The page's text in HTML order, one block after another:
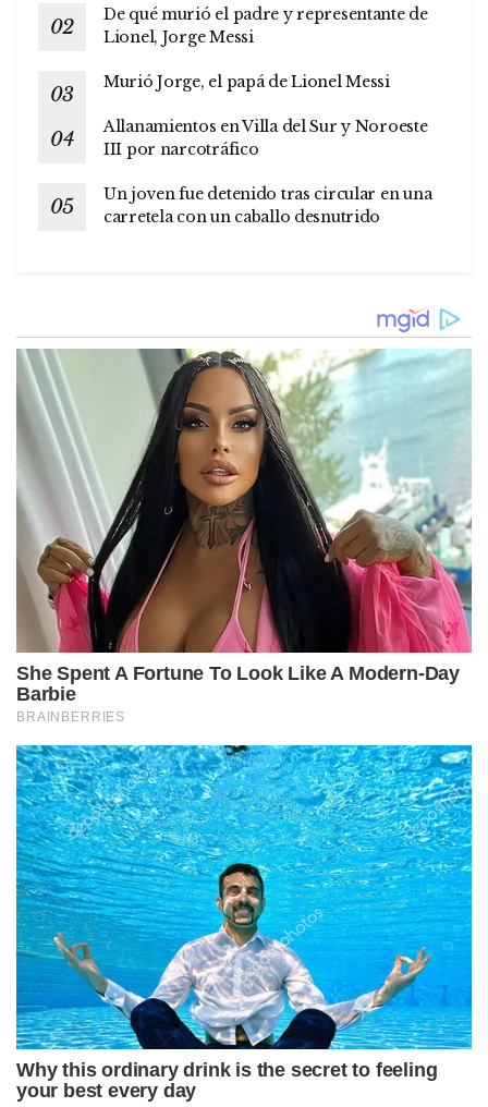
De qué murió el padre y representante de
Lionel, Jorge Messi
Murió Jorge, el papá de Lionel Messi
Allanamientos en Villa del Sur y Noroeste
III por narcotráfico
Un joven fue detenido tras circular en una
carretela con un caballo desnutrido